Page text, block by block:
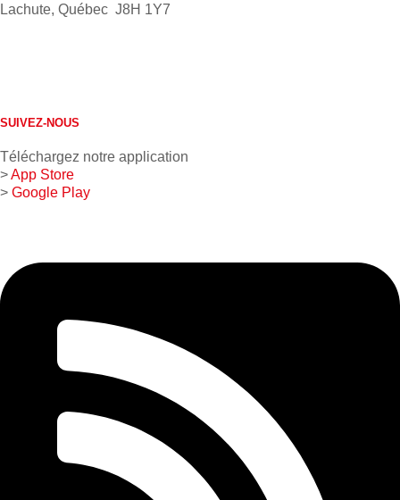
Lachute, Québec J8H 1Y7
SUIVEZ-NOUS
Téléchargez notre application
>App Store
> Google Play